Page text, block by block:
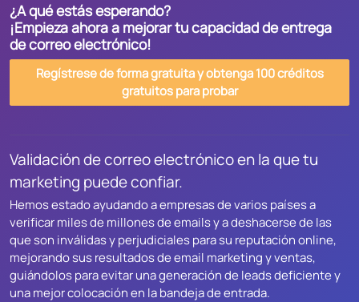
¿A qué estás esperando?
¡Empieza ahora a mejorar tu capacidad de entrega
de correo electrónico!
Regístrese de forma gratuita y obtenga 100 créditos
gratuitos para probar
Validación de correo electrónico en la que tu
marketing puede confiar.
Hemos estado ayudando a empresas de varios países a
verificar miles de millones de emails y a deshacerse de las
que son inválidas y perjudiciales para su reputación online,
mejorando sus resultados de email marketing y ventas,
guiándolos para evitar una generación de leads deficiente y
una mejor colocación en la bandeja de entrada.